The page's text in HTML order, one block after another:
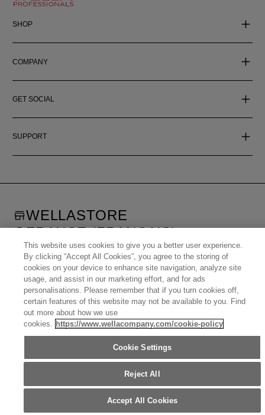
SHOP
COMPANY
GET SOCIAL
SUPPORT
2026 WELLA OPERATIONS US LLC, TOUTES MARQUES
DÉPOSÉES. TOUS DROITS RÉSERVÉS.
WELLASTORE
FRANCE (FRANÇAIS)
This website uses cookies to give you a better user experience.
By clicking “Accept All Cookies”, you agree to the storing of
cookies on your device to enhance site navigation, analyze site
usage, and assist in our marketing effort, and for ads
personalisations. Please remember that if you turn cookies off,
certain features of this website may not be available to you. Find
out more about how we use
cookies. https://www.wellacompany.com/cookie-policy
Cookie Settings
Reject All
Accept All Cookies